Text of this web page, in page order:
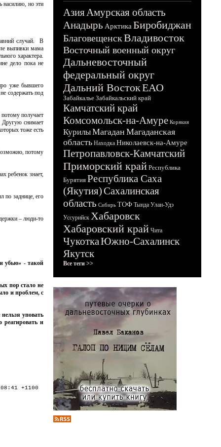
насилию, но эти
случай. В
выпивки мама
характера.
дело пока не
уже бывшего
содержать под
получает
Другую снимает
тоже есть
потому
ребенок знает,
по заднице, его
– люди-то
убью» - такой
пор стало не
и проблем, с
уповать
реагировать и
+1100
АзияАмурская область
Анадырь Арктика Биробиджан
БлаговещенскВладивосток
Восточный военный округ
Дальневосточный
федеральный округ
Дальний ВостокЕАО
Забайкалье Забайкальский край
Камчатский край
Комсомольск-на-Амуре Корякия
КурилыМагадан Магаданская
область Находка Николаевск-на-Амуре
Петропавловск-Камчатский
Приморский край Республика
Бурятия Республика Саха
(Якутия)Сахалинская
область Сибирь ТОФ Тында Улан-Удэ
Уссурийск Хабаровск
Хабаровский край Чита
ЧукоткаЮжно-Сахалинск
Якутск
Все теги >>